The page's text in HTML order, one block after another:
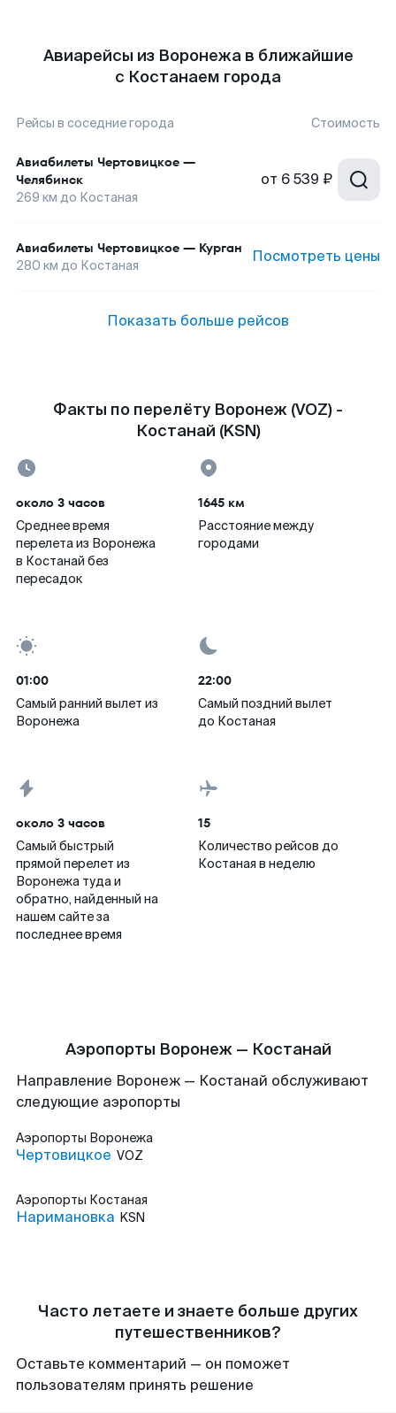
Авиарейсы из Воронежа в ближайшие
с Костанаем города
Рейсы в соседние города Стоимость
Авиабилеты Чертовицкое —
Челябинск
269 км до Костаная
от 6 539 ₽
Авиабилеты Чертовицкое — Курган
280 км до Костаная Посмотреть цены
Показать больше рейсов
Факты по перелёту Воронеж (VOZ) -
Костанай (KSN)
около 3 часов
Среднее время
перелета из Воронежа
в Костанай без
пересадок
1645 км
Расстояние между
городами
01:00
Самый ранний вылет из
Воронежа
22:00
Самый поздний вылет
до Костаная
около 3 часов
Самый быстрый
прямой перелет из
Воронежа туда и
обратно, найденный на
нашем сайте за
последнее время
15
Количество рейсов до
Костаная в неделю
Аэропорты Воронеж — Костанай
Направление Воронеж — Костанай обслуживают
следующие аэропорты
Аэропорты Воронежа
Чертовицкое VOZ
Аэропорты Костаная
Наримановка KSN
Часто летаете и знаете больше других
путешественников?
Оставьте комментарий — он поможет
пользователям принять решение